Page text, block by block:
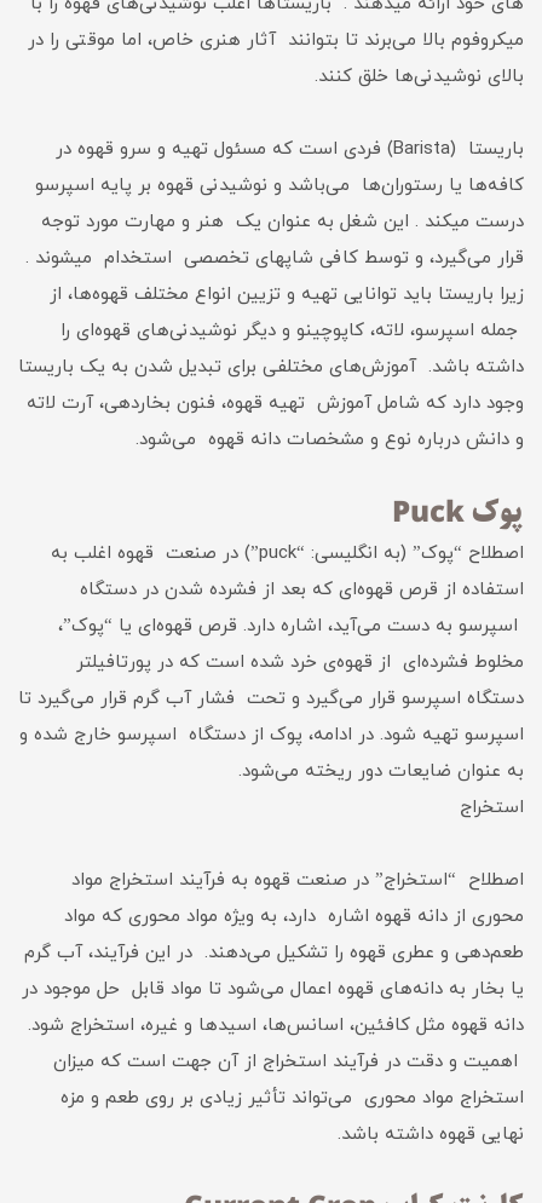
میکروفوم بالا می‌برند تا بتوانند آثار هنری خاص، اما موقتی را در
بالای نوشیدنی‌ها خلق کنند.
باریستا (Barista) فردی است که مسئول تهیه و سرو قهوه در
کافه‌ها یا رستوران‌ها می‌باشد و نوشیدنی قهوه بر پایه اسپرسو
درست میکند . این شغل به عنوان یک هنر و مهارت مورد توجه
قرار می‌گیرد، و توسط کافی شاپهای تخصصی استخدام میشوند .
زیرا باریستا باید توانایی تهیه و تزیین انواع مختلف قهوه‌ها، از
جمله اسپرسو، لاته، کاپوچینو و دیگر نوشیدنی‌های قهوه‌ای را
داشته باشد. آموزش‌های مختلفی برای تبدیل شدن به یک باریستا
وجود دارد که شامل آموزش تهیه قهوه، فنون بخاردهی، آرت لاته
و دانش درباره نوع و مشخصات دانه قهوه می‌شود.
پوک Puck
اصطلاح “پوک” (به انگلیسی: “puck”) در صنعت قهوه اغلب به
استفاده از قرص قهوه‌ای که بعد از فشرده شدن در دستگاه
اسپرسو به دست می‌آید، اشاره دارد. قرص قهوه‌ای یا “پوک”،
مخلوط فشرده‌ای از قهوه‌ی خرد شده است که در پورتافیلتر
دستگاه اسپرسو قرار می‌گیرد و تحت فشار آب گرم قرار می‌گیرد تا
اسپرسو تهیه شود. در ادامه، پوک از دستگاه اسپرسو خارج شده و
به عنوان ضایعات دور ریخته می‌شود.
استخراج
اصطلاح “استخراج” در صنعت قهوه به فرآیند استخراج مواد
محوری از دانه قهوه اشاره دارد، به ویژه مواد محوری که مواد
طعم‌دهی و عطری قهوه را تشکیل می‌دهند. در این فرآیند، آب گرم
یا بخار به دانه‌های قهوه اعمال می‌شود تا مواد قابل حل موجود در
دانه قهوه مثل کافئین، اسانس‌ها، اسیدها و غیره، استخراج شود.
اهمیت و دقت در فرآیند استخراج از آن جهت است که میزان
استخراج مواد محوری می‌تواند تأثیر زیادی بر روی طعم و مزه
نهایی قهوه داشته باشد.